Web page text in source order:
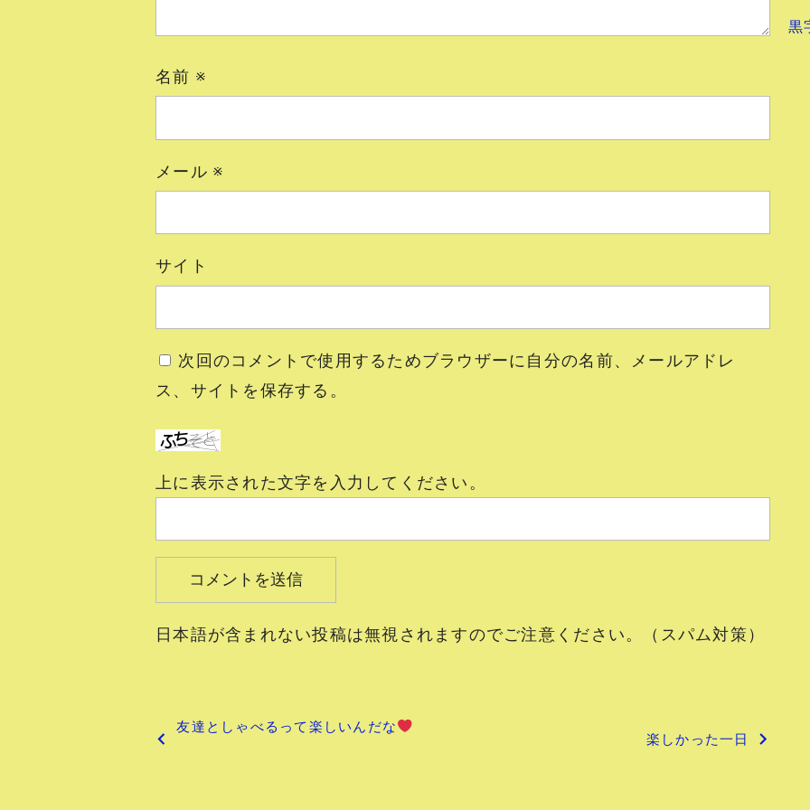
名前 ※
メール ※
サイト
次回のコメントで使用するためブラウザーに自分の名前、メールアドレ
ス、サイトを保存する。
上に表示された文字を入力してください。
日本語が含まれない投稿は無視されますのでご注意ください。（スパム対策）
友達としゃべるって楽しいんだな
楽しかった一日
黒